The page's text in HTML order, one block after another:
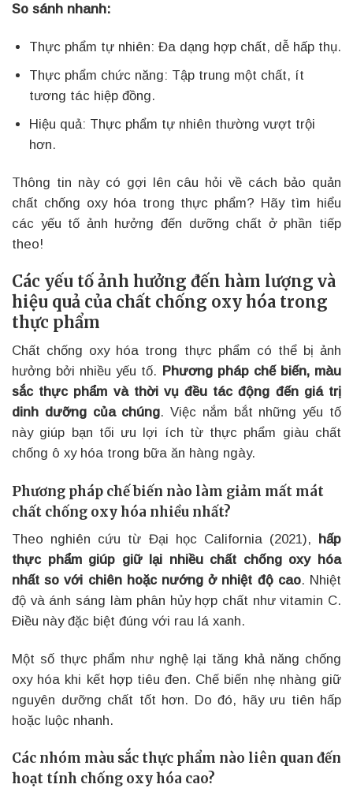
So sánh nhanh:
Thực phẩm tự nhiên: Đa dạng hợp chất, dễ hấp thụ.
Thực phẩm chức năng: Tập trung một chất, ít
tương tác hiệp đồng.
Hiệu quả: Thực phẩm tự nhiên thường vượt trội
hơn.
Thông tin này có gợi lên câu hỏi về cách bảo quản
chất chống oxy hóa trong thực phẩm? Hãy tìm hiểu
các yếu tố ảnh hưởng đến dưỡng chất ở phần tiếp
theo!
Các yếu tố ảnh hưởng đến hàm lượng và
hiệu quả của chất chống oxy hóa trong
thực phẩm
Chất chống oxy hóa trong thực phẩm có thể bị ảnh
hưởng bởi nhiều yếu tố. Phương pháp chế biến, màu
sắc thực phẩm và thời vụ đều tác động đến giá trị
dinh dưỡng của chúng. Việc nắm bắt những yếu tố
này giúp bạn tối ưu lợi ích từ thực phẩm giàu chất
chống ô xy hóa trong bữa ăn hàng ngày.
Phương pháp chế biến nào làm giảm mất mát
chất chống oxy hóa nhiều nhất?
Theo nghiên cứu từ Đại học California (2021), hấp
thực phẩm giúp giữ lại nhiều chất chống oxy hóa
nhất so với chiên hoặc nướng ở nhiệt độ cao. Nhiệt
độ và ánh sáng làm phân hủy hợp chất như vitamin C.
Điều này đặc biệt đúng với rau lá xanh.
Một số thực phẩm như nghệ lại tăng khả năng chống
oxy hóa khi kết hợp tiêu đen. Chế biến nhẹ nhàng giữ
nguyên dưỡng chất tốt hơn. Do đó, hãy ưu tiên hấp
hoặc luộc nhanh.
Các nhóm màu sắc thực phẩm nào liên quan đến
hoạt tính chống oxy hóa cao?